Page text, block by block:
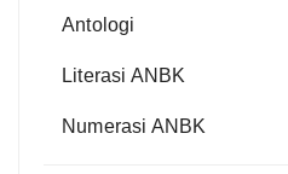
Antologi
Literasi ANBK
Numerasi ANBK